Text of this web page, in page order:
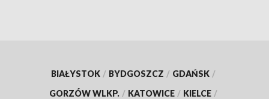
BIAŁYSTOK / BYDGOSZCZ / GDAŃSK /
GORZÓW WLKP. / KATOWICE / KIELCE /